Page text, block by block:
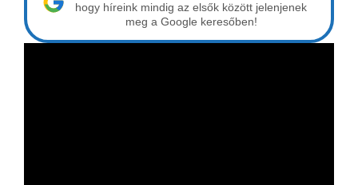
hogy híreink mindig az elsők között jelenjenek
meg a Google keresőben!